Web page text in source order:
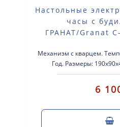
Настольные
часы с
ГРАНАТ/Granat
Механизм с кварцем.
Год. Размеры:
электронный Корпус:
6